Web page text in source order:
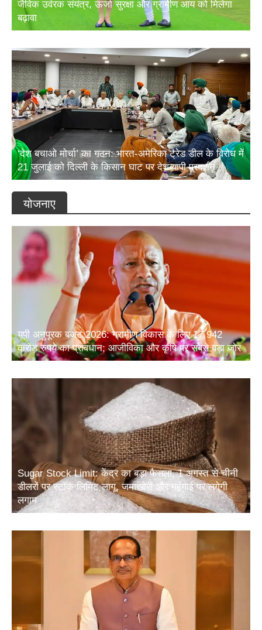
जैविक उर्वरक संयंत्र, ऊर्जा सुरक्षा और ग्रामीण आय को मिलेगा
बढ़ावा
‘देश बचाओ मोर्चा’ का गठन: भारत-अमेरिका ट्रेड डील के विरोध में
21 जुलाई को दिल्ली के किसान घाट पर देशव्यापी प्रदर्शन
योजनाए
यूपी अनुपूरक बजट 2026: ग्रामीण विकास के लिए 17,942
करोड़ रुपये का प्रावधान; आजीविका और कृषि पर सबसे बड़ा जोर
Sugar Stock Limit: केंद्र का बड़ा फैसला, 1 अगस्त से चीनी
डीलरों पर स्टॉक लिमिट लागू, जमाखोरी और महंगाई पर लगेगी
लगाम